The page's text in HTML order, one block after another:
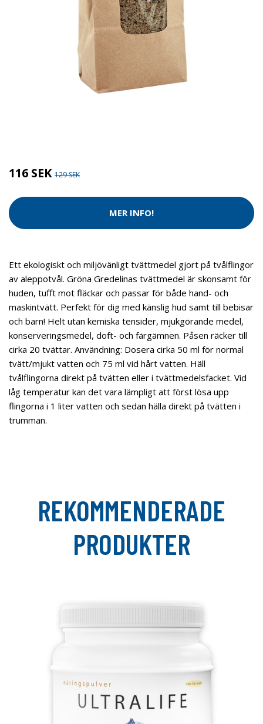
116 SEK 129 SEK
MER INFO!
Ett ekologiskt och miljövänligt tvättmedel gjort på tvålflingor
av aleppotvål. Gröna Gredelinas tvättmedel är skonsamt för
huden, tufft mot fläckar och passar för både hand- och
maskintvätt. Perfekt för dig med känslig hud samt till bebisar
och barn! Helt utan kemiska tensider, mjukgörande medel,
konserveringsmedel, doft- och färgämnen. Påsen räcker till
cirka 20 tvättar. Användning: Dosera cirka 50 ml för normal
tvätt/mjukt vatten och 75 ml vid hårt vatten. Häll
tvålflingorna direkt på tvätten eller i tvättmedelsfacket. Vid
låg temperatur kan det vara lämpligt att först lösa upp
flingorna i 1 liter vatten och sedan hälla direkt på tvätten i
trumman.
REKOMMENDERADE
PRODUKTER